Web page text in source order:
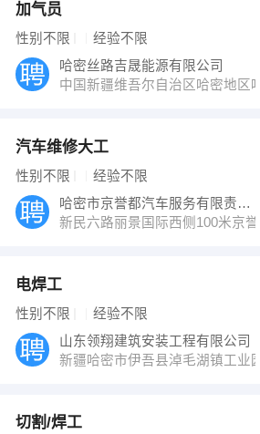
王经理 发布 [电工 ] 招聘
【新疆金申工程科技有限
加气员
性别不限 经验不限
哈密丝路吉晟能源有限公司
中国新疆维吾尔自治区哈密地区
汽车维修大工
性别不限 经验不限
哈密市京誉都汽车服务有限责任公司
新民六路丽景国际西侧100米京
电焊工
性别不限 经验不限
山东领翔建筑安装工程有限公司
新疆哈密市伊吾县淖毛湖镇工业
切割/焊工